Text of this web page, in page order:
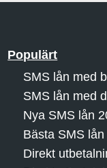
Populärt
SMS lån med
SMS lån med
Nya SMS lån
Bästa SMS
Direkt